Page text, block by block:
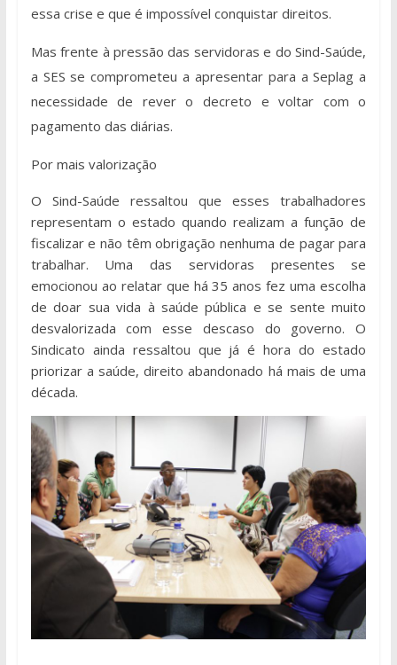
essa crise e que é impossível conquistar direitos.
Mas frente à pressão das servidoras e do Sind-Saúde,
a SES se comprometeu a apresentar para a Seplag a
necessidade de rever o decreto e voltar com o
pagamento das diárias.
Por mais valorização
O Sind-Saúde ressaltou que esses trabalhadores
representam o estado quando realizam a função de
fiscalizar e não têm obrigação nenhuma de pagar para
trabalhar. Uma das servidoras presentes se
emocionou ao relatar que há 35 anos fez uma escolha
de doar sua vida à saúde pública e se sente muito
desvalorizada com esse descaso do governo. O
Sindicato ainda ressaltou que já é hora do estado
priorizar a saúde, direito abandonado há mais de uma
década.